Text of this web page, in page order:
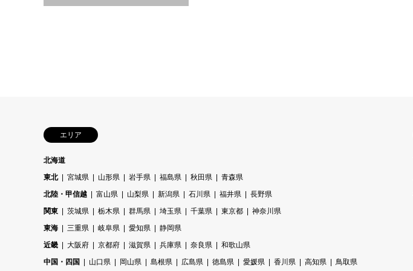
エリア
北海道
東北
宮城県 山形県 岩手県 福島県 秋田県
青森県
北陸・甲信越
富山県 山梨県 新潟県 石川県 福井県
長野県
関東
茨城県 栃木県 群馬県 埼玉県 千葉県 東京都
神奈川県
東海
三重県 岐阜県 愛知県
静岡県
近畿
大阪府 京都府 滋賀県 兵庫県 奈良県
和歌山県
中国・四国
山口県 岡山県 島根県 広島県 徳島県 愛媛県 香川県 高知県 鳥取県